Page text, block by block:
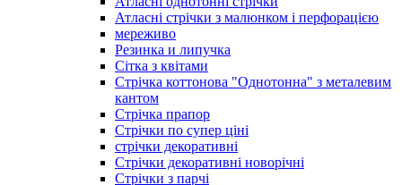
Атласні стрічки з малюнком і перфорацією
мереживо
Резинка и липучка
Сітка з квітами
Стрічка коттонова "Однотонна" з металевим
кантом
Стрічка прапор
Стрічки по супер ціні
стрічки декоративні
Стрічки декоративні новорічні
Стрічки з парчі